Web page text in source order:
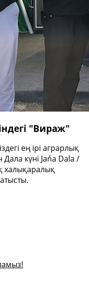
"Вираж"
ең ірі аграрлық
күні Jańa Dala /
халықаралық